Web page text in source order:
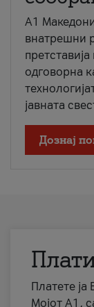
A1
внатрешни
одговорна
јавната
Дознај
Платете ја
Мојот А1,